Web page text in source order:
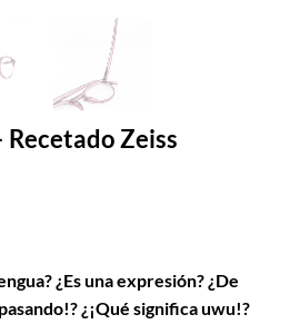
Recetado Zeiss
¿Es una expresión? ¿De
¿¡Qué significa uwu!?